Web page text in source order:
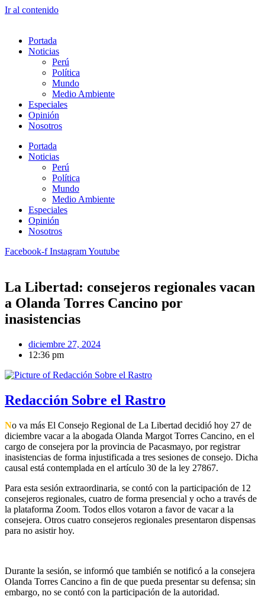
Ir al contenido
Portada
Noticias
Perú
Política
Mundo
Medio Ambiente
Especiales
Opinión
Nosotros
Portada
Noticias
Perú
Política
Mundo
Medio Ambiente
Especiales
Opinión
Nosotros
Facebook-f InstagramYoutube
La Libertad: consejeros regionales vacan
a Olanda Torres Cancino por
inasistencias
diciembre 27, 2024
12:36 pm
Redacción Sobre el Rastro
No va más El Consejo Regional de La Libertad decidió hoy 27 de
diciembre vacar a la abogada Olanda Margot Torres Cancino, en el
cargo de consejera por la provincia de Pacasmayo, por registrar
inasistencias de forma injustificada a tres sesiones de consejo. Dicha
causal está contemplada en el artículo 30 de la ley 27867.
Para esta sesión extraordinaria, se contó con la participación de 12
consejeros regionales, cuatro de forma presencial y ocho a través de
la plataforma Zoom. Todos ellos votaron a favor de vacar a la
consejera. Otros cuatro consejeros regionales presentaron dispensas
para no asistir hoy.
Durante la sesión, se informó que también se notificó a la consejera
Olanda Torres Cancino a fin de que pueda presentar su defensa; sin
embargo, no se contó con la participación de la autoridad.